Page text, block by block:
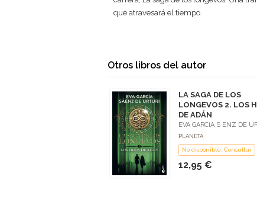
que atravesará el tiempo.
Otros libros del autor
LA SAGA DE LOS
LONGEVOS 2. LOS
DE ADÁN
EVA GARC¡A S ENZ DE
PLANETA
No disponible: Consultar
12,95 €